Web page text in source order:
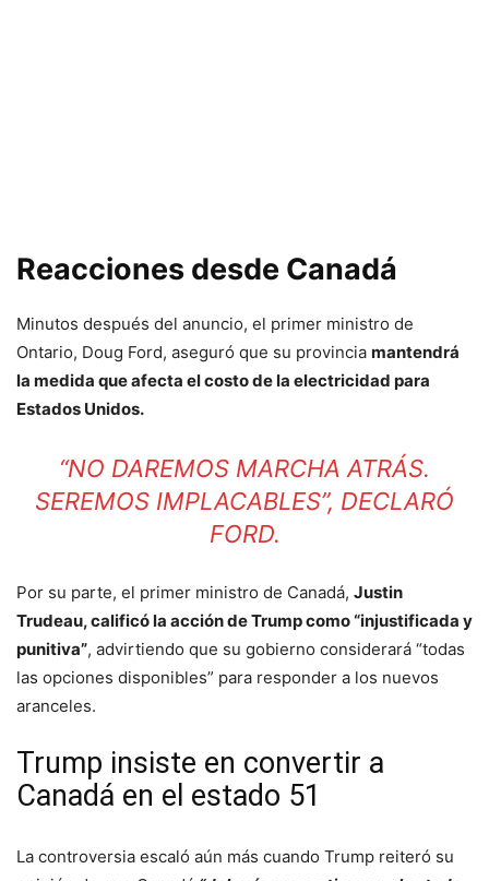
Reacciones desde Canadá
Minutos después del anuncio, el primer ministro de
Ontario, Doug Ford, aseguró que su provincia mantendrá
la medida que afecta el costo de la electricidad para
Estados Unidos.
“NO DAREMOS MARCHA ATRÁS.
SEREMOS IMPLACABLES”, DECLARÓ
FORD.
Por su parte, el primer ministro de Canadá, Justin
Trudeau, calificó la acción de Trump como “injustificada y
punitiva”, advirtiendo que su gobierno considerará “todas
las opciones disponibles” para responder a los nuevos
aranceles.
Trump insiste en convertir a
Canadá en el estado 51
La controversia escaló aún más cuando Trump reiteró su